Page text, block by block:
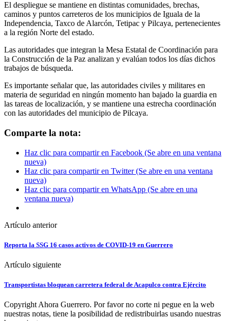
El despliegue se mantiene en distintas comunidades, brechas,
caminos y puntos carreteros de los municipios de Iguala de la
Independencia, Taxco de Alarcón, Tetipac y Pilcaya, pertenecientes
a la región Norte del estado.
Las autoridades que integran la Mesa Estatal de Coordinación para
la Construcción de la Paz analizan y evalúan todos los días dichos
trabajos de búsqueda.
Es importante señalar que, las autoridades civiles y militares en
materia de seguridad en ningún momento han bajado la guardia en
las tareas de localización, y se mantiene una estrecha coordinación
con las autoridades del municipio de Pilcaya.
Comparte la nota:
Haz clic para compartir en Facebook (Se abre en una ventana
nueva)
Haz clic para compartir en Twitter (Se abre en una ventana
nueva)
Haz clic para compartir en WhatsApp (Se abre en una
ventana nueva)
Artículo anterior
Reporta la SSG 16 casos activos de COVID-19 en Guerrero
Artículo siguiente
Transportistas bloquean carretera federal de Acapulco contra Ejército
Copyright Ahora Guerrero. Por favor no corte ni pegue en la web
nuestras notas, tiene la posibilidad de redistribuirlas usando nuestras